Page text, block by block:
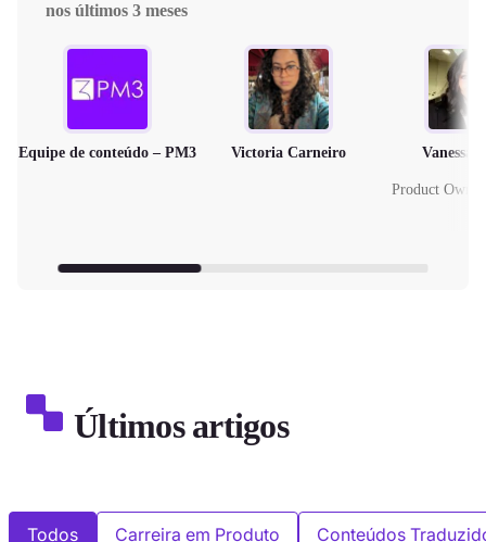
nos últimos 3 meses
Equipe de conteúdo – PM3 Victoria Carneiro Vanessa
Product
Últimos artigos
Todos Carreira em Produto Conteúdos